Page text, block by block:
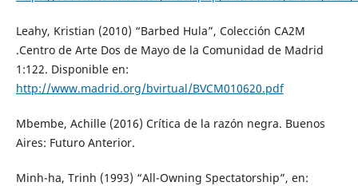
Leahy, Kristian (2010) “Barbed Hula”, Colección CA2M
.Centro de Arte Dos de Mayo de la Comunidad de Madrid
1:122. Disponible en:
http://www.madrid.org/bvirtual/BVCM010620.pdf
Mbembe, Achille (2016) Crítica de la razón negra. Buenos
Aires: Futuro Anterior.
Minh-ha, Trinh (1993) “All-Owning Spectatorship”, en: